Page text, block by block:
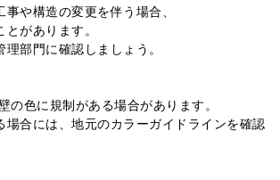
や構造の変更を伴う場合、
があります。
部門に確認しましょう。
の色に規制がある場合があります。
場合には、地元のカラーガイドラインを確認